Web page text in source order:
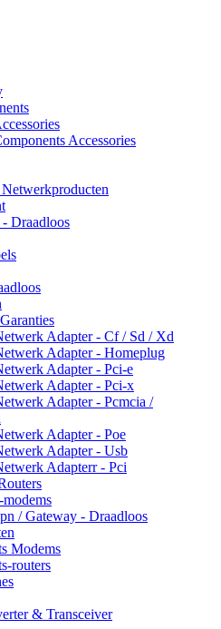
Accessories
- Draadloos
Adapter - Cf / Sd / Xd
Adapter - Homeplug
Adapter - Pci-e
Adapter - Pci-x
Adapter - Pcmcia /
Adapter - Poe
Adapter - Usb
Adapterr - Pci
/ Gateway - Draadloos
Modems
routers
& Transceiver